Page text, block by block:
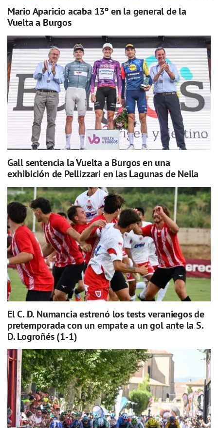
Mario Aparicio acaba 13º en la general de la
Vuelta a Burgos
Gall sentencia la Vuelta a Burgos en una
exhibición de Pellizzari en las Lagunas de Neila
El C. D. Numancia estrenó los tests veraniegos de
pretemporada con un empate a un gol ante la S.
D. Logroñés (1-1)